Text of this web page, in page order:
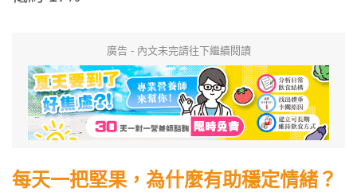
廣告 - 內文未完請往下繼續閱讀
每天一把堅果，為什麼有助穩定情緒？